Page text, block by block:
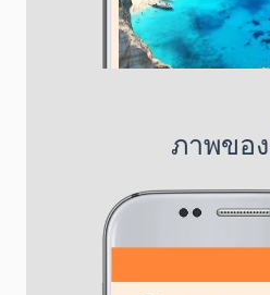
ภาพขอ